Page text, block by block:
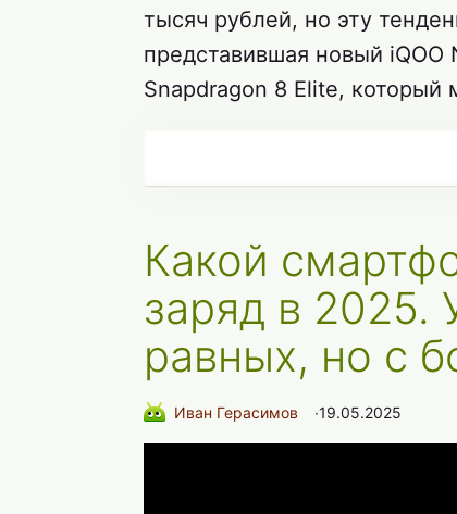
тысяч рублей, но эту
представившая новый
Snapdragon 8 Elite, который
Какой
заряд в 2025.
равных, но с
Иван Герасимов ∙19.05.2025